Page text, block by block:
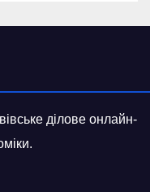
ділове онлайн-